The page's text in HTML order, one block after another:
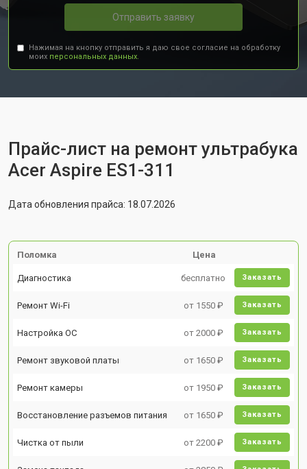
Отправить заявку
Нажимая на кнопку отправить я даю свое согласие на обработку
моих персональных данных.
Прайс-лист на ремонт ультрабука
Acer Aspire ES1-311
Дата обновления прайса: 18.07.2026
Поломка Цена
Диагностика бесплатно Заказать
Ремонт Wi-Fi от 1550 ₽ Заказать
Настройка ОС от 2000 ₽ Заказать
Ремонт звуковой платы от 1650 ₽ Заказать
Ремонт камеры от 1950 ₽ Заказать
Восстановление разъемов питания от 1650 ₽ Заказать
Чистка от пыли от 2200 ₽ Заказать